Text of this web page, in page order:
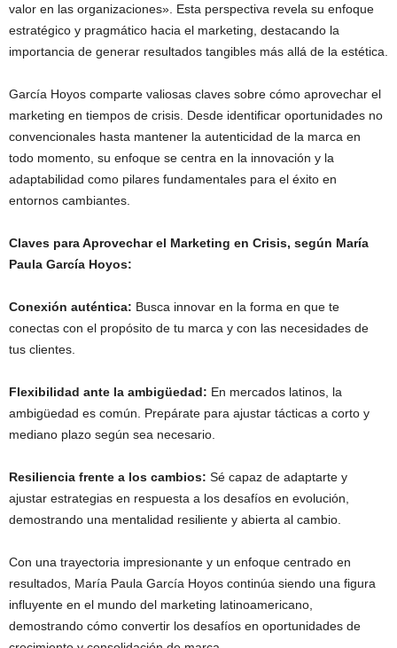
valor en las organizaciones». Esta perspectiva revela su enfoque
estratégico y pragmático hacia el marketing, destacando la
importancia de generar resultados tangibles más allá de la estética.
García Hoyos comparte valiosas claves sobre cómo aprovechar el
marketing en tiempos de crisis. Desde identificar oportunidades no
convencionales hasta mantener la autenticidad de la marca en
todo momento, su enfoque se centra en la innovación y la
adaptabilidad como pilares fundamentales para el éxito en
entornos cambiantes.
Claves para Aprovechar el Marketing en Crisis, según María
Paula García Hoyos:
Conexión auténtica: Busca innovar en la forma en que te
conectas con el propósito de tu marca y con las necesidades de
tus clientes.
Flexibilidad ante la ambigüedad: En mercados latinos, la
ambigüedad es común. Prepárate para ajustar tácticas a corto y
mediano plazo según sea necesario.
Resiliencia frente a los cambios: Sé capaz de adaptarte y
ajustar estrategias en respuesta a los desafíos en evolución,
demostrando una mentalidad resiliente y abierta al cambio.
Con una trayectoria impresionante y un enfoque centrado en
resultados, María Paula García Hoyos continúa siendo una figura
influyente en el mundo del marketing latinoamericano,
demostrando cómo convertir los desafíos en oportunidades de